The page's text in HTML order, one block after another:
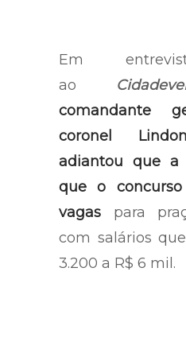
Em
ao
comandante
coronel
adiantou que a
que o
vagas para
com salários
3.200 a R$ 6 mil.